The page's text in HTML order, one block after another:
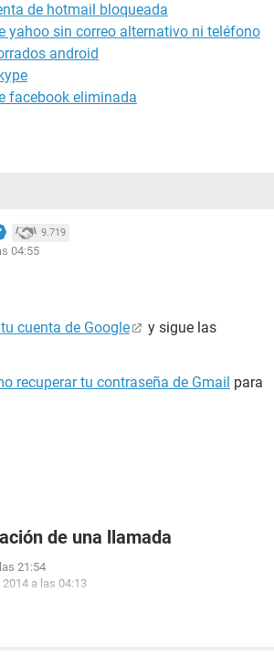
de hotmail bloqueada
yahoo sin correo alternativo ni teléfono
android
facebook eliminada
9.719
04:55
cuenta de Google
y sigue las
recuperar tu contraseña de Gmail para
de una llamada
21:54
2014 a las 04:13